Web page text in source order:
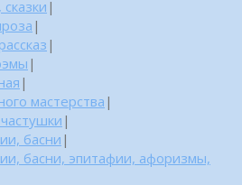
|
|
|
|
|
мастерства |
|
басни |
басни, эпитафии, афоризмы,